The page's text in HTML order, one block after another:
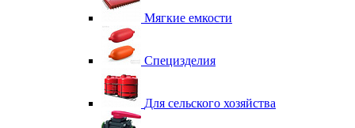
Мягкие емкости
Специзделия
Для сельского хозяйства